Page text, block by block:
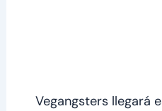
Vegangsters llegará